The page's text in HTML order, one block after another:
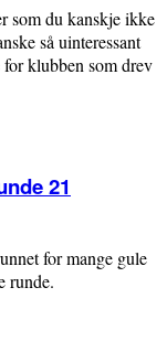
som du kanskje ikke
så uinteressant
klubben som drev
21
for mange gule
runde.